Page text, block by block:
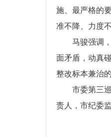
施、最严格的
准不降、力度
马骏强调
面矛盾，动真
整改标本兼治
市委第三
责人，市纪委